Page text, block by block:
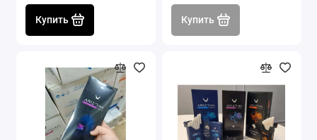
Купить Купить